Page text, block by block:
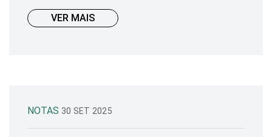
VER MAIS
NOTAS 30 SET 2025